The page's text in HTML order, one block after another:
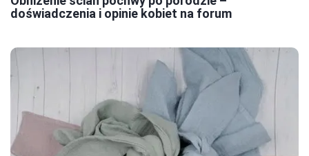
doświadczenia i opinie kobiet na forum